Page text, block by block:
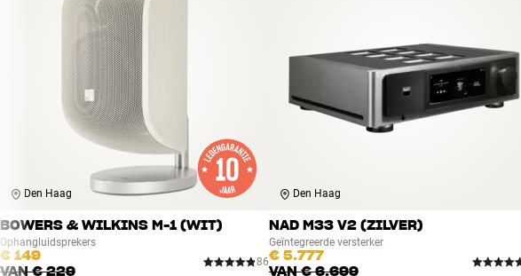
Den Haag
BOWERS & WILKINS M-1 (WIT)
Ophangluidsprekers
€ 149
VAN€ 229
86
Den Haag
NAD M33 V2 (ZILVER)
Geïntegreerde versterker
€ 5.777
VAN€ 6.699